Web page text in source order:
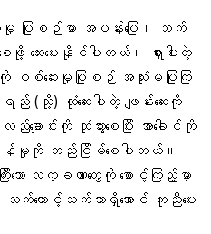
ပြုစဉ်မှာ အပန်းပြေ၊ သက်
ဆေးပေးနိုင်ပါတယ်။ ရှားပါးတဲ့
ကို စစ်ဆေးမှုပြုစဉ် အသုံးမပြုကြ
ရည် (သို့) ထုံဆေးပါတဲ့ ဖျန်းဆေးကို
ောင်းကို ထုံသွားစေပြီး အာခေါင်ကို
ြန်မှုကို တည်ငြိမ်စေပါတယ်။
ြီးသော လက္ခဏာတွေကို စောင့်ကြည့်မှာ
တောင့်သက်သာရှိအောင် ကူညီပေး